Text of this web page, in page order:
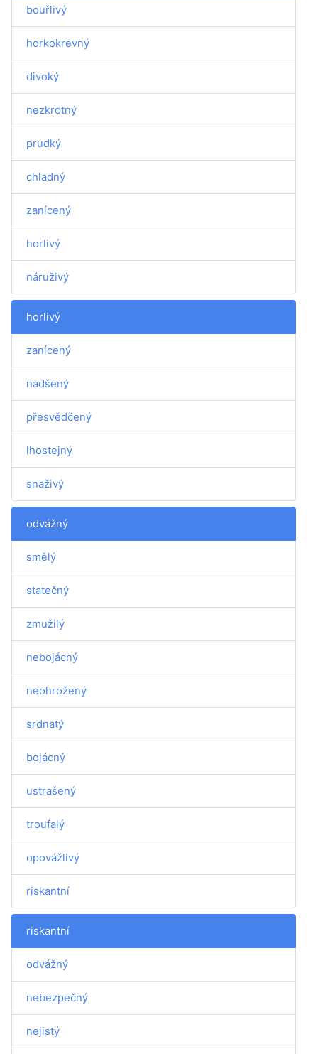
bouřlivý
horkokrevný
divoký
nezkrotný
prudký
chladný
zanícený
horlivý
náruživý
horlivý
zanícený
nadšený
přesvědčený
lhostejný
snaživý
odvážný
smělý
statečný
zmužilý
nebojácný
neohrožený
srdnatý
bojácný
ustrašený
troufalý
opovážlivý
riskantní
riskantní
odvážný
nebezpečný
nejistý